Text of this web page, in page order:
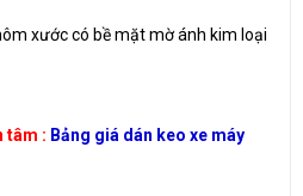
xước có bề mặt mờ ánh kim loại
tâm : Bảng giá dán keo xe máy